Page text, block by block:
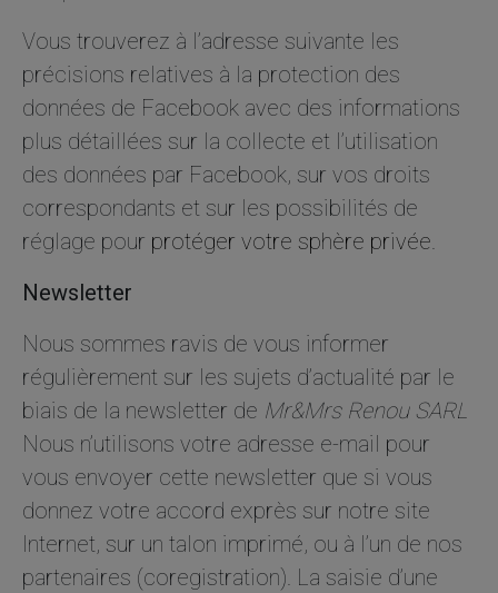
Vous trouverez à l’adresse suivante les
précisions relatives à la protection des
données de Facebook avec des informations
plus détaillées sur la collecte et l’utilisation
des données par Facebook, sur vos droits
correspondants et sur les possibilités de
réglage pour protéger votre sphère privée.
Newsletter
Nous sommes ravis de vous informer
régulièrement sur les sujets d’actualité par le
biais de la newsletter de Mr&Mrs Renou SARL
Nous n’utilisons votre adresse e-mail pour
vous envoyer cette newsletter que si vous
donnez votre accord exprès sur notre site
Internet, sur un talon imprimé, ou à l’un de nos
partenaires (coregistration). La saisie d’une